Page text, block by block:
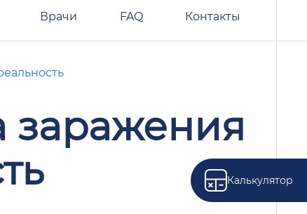
Врачи FAQ Контакты
Калькулятор
заражения